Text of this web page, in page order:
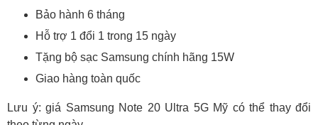
Bảo hành 6 tháng
Hỗ trợ 1 đổi 1 trong 15 ngày
Tặng bộ sạc Samsung chính hãng 15W
Giao hàng toàn quốc
Lưu ý: giá Samsung Note 20 Ultra 5G Mỹ có thể thay đổi